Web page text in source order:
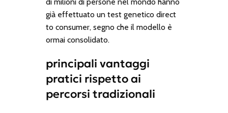
già effettuato un test genetico direct
to consumer, segno che il modello è
ormai consolidato.
principali vantaggi
pratici rispetto ai
percorsi tradizionali